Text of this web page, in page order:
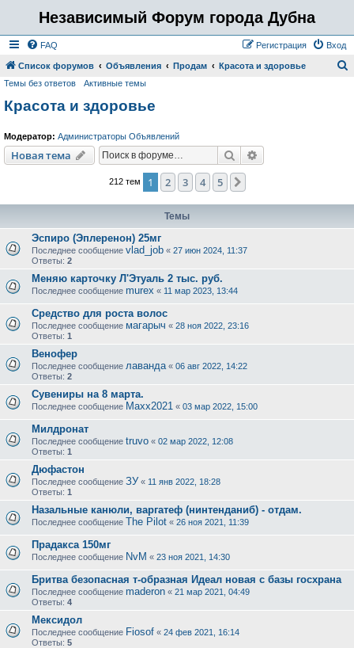
Независимый Форум города Дубна
FAQ Вход
Регистрация
Список форумов Объявления Продам Красота и здоровье
Темы без ответов Активные темы
Красота и здоровье
Модератор: Администраторы Объявлений
Новая тема Поиск
212 тем 1 2 3 4 5
Темы
Эспиро (Эплеренон) 25мг
Последнее сообщение vlad_job « 27 июн 2024, 11:37
Ответы: 2
Меняю карточку Л'Этуаль 2 тыс. руб.
Последнее сообщение murex « 11 мар 2023, 13:44
Средство для роста волос
Последнее сообщение магарыч « 28 ноя 2022, 23:16
Ответы: 1
Венофер
Последнее сообщение лаванда « 06 авг 2022, 14:22
Ответы: 2
Сувениры на 8 марта.
Последнее сообщение Maxx2021 « 03 мар 2022, 15:00
Милдронат
Последнее сообщение truvo « 02 мар 2022, 12:08
Ответы: 1
Дюфастон
Последнее сообщение ЗУ « 11 янв 2022, 18:28
Ответы: 1
Назальные канюли, варгатеф (нинтенданиб) - отдам.
Последнее сообщение The Pilot « 26 ноя 2021, 11:39
Прадакса 150мг
Последнее сообщение NvM « 23 ноя 2021, 14:30
Бритва безопасная т-образная Идеал новая с базы госхрана
Последнее сообщение maderon « 21 мар 2021, 04:49
Ответы: 4
Мексидол
Последнее сообщение Fiosof « 24 фев 2021, 16:14
Ответы: 5